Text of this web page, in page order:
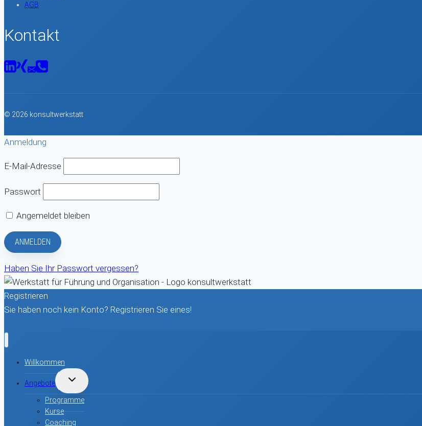
AGB
Kontakt
© 2026 konsultwerkstatt
Anmeldung
E-Mail-Adresse
Passwort
Angemeldet bleiben
Haben Sie Ihr Passwort vergessen?
Registrieren
Sie haben noch kein Konto? Registrieren Sie eines!
Willkommen
Angebote
UNTERMENÜ
UMSCHALTEN
Programme
Kurse
Coaching